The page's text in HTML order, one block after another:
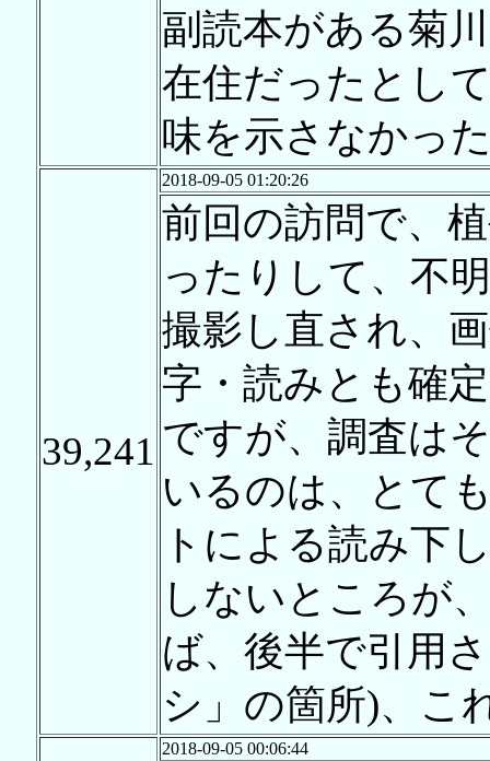
副読本がある菊
在住だったとし
味を示さなかっ
39,241
2018-09-05 01:20:26
前回の訪問で、
ったりして、不
撮影し直され、
字・読みとも確
ですが、調査は
いるのは、とて
トによる読み下
しないところが
ば、後半で引用
シ」の箇所)、こ
2018-09-05 00:06:44